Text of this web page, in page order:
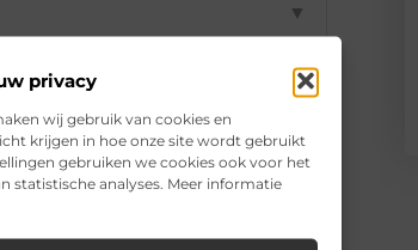
privacy
wij gebruik van cookies en
krijgen in hoe onze site wordt gebruikt
gebruiken we cookies ook voor het
statistische analyses. Meer informatie
▼
▼
te keuren? ▼